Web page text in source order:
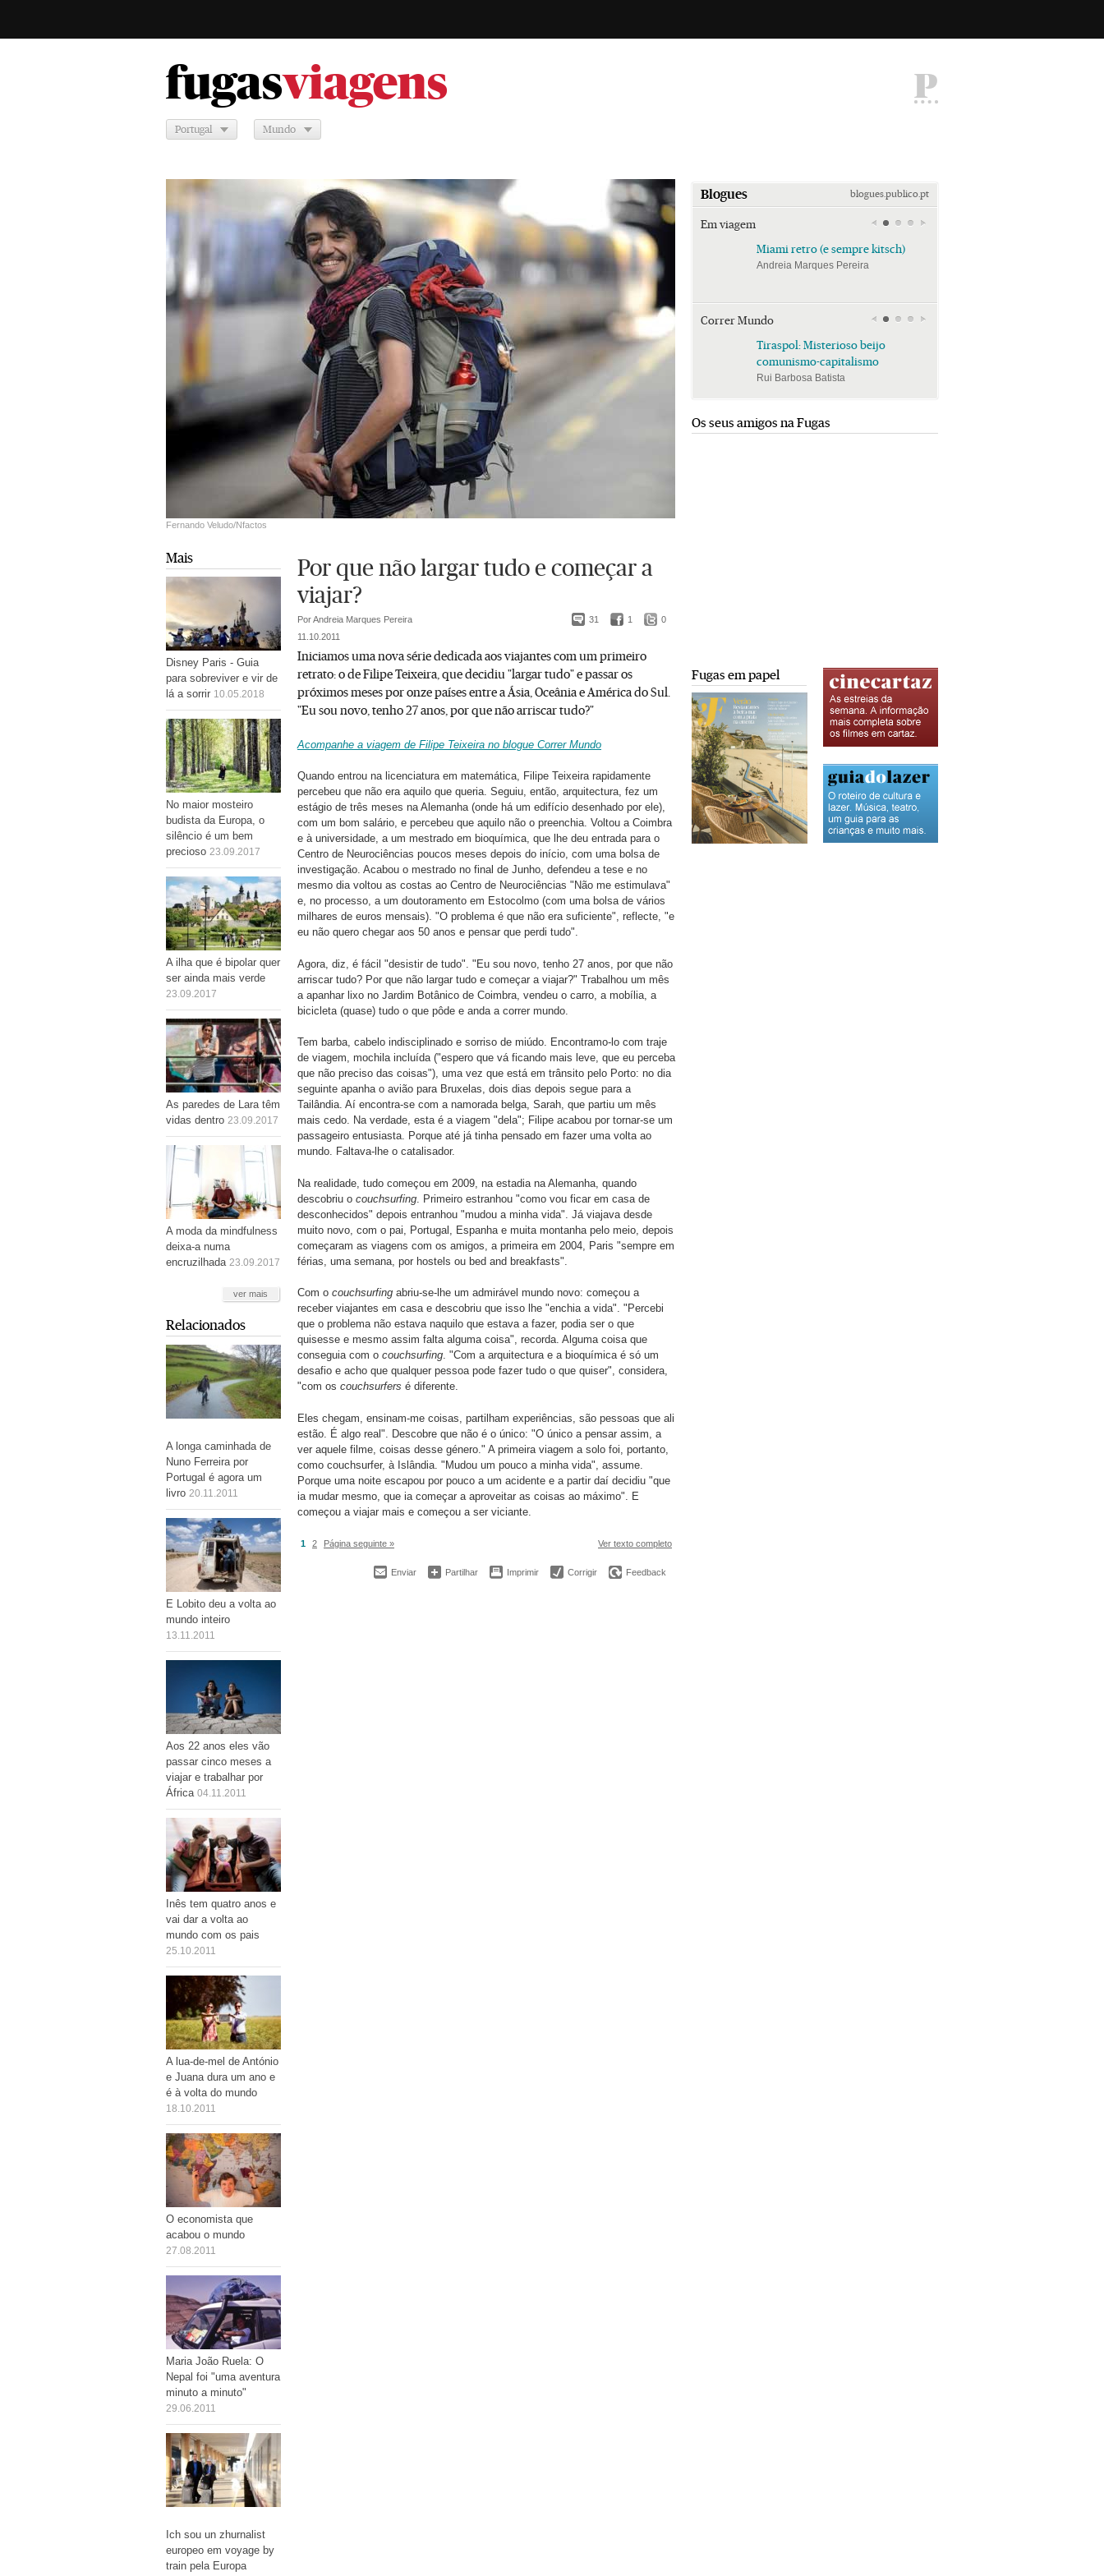
fugasviagens P
Portugal Mundo
Fernando Veludo/Nfactos
Mais
Disney Paris - Guia
para sobreviver e vir de
lá a sorrir 10.05.2018
No maior mosteiro
budista da Europa, o
silêncio é um bem
precioso 23.09.2017
A ilha que é bipolar quer
ser ainda mais verde
23.09.2017
As paredes de Lara têm
vidas dentro 23.09.2017
A moda da mindfulness
deixa-a numa
encruzilhada 23.09.2017
ver mais
Relacionados
A longa caminhada de
Nuno Ferreira por
Portugal é agora um
livro 20.11.2011
E Lobito deu a volta ao
mundo inteiro
13.11.2011
Aos 22 anos eles vão
passar cinco meses a
viajar e trabalhar por
África 04.11.2011
Inês tem quatro anos e
vai dar a volta ao
mundo com os pais
25.10.2011
A lua-de-mel de António
e Juana dura um ano e
é à volta do mundo
18.10.2011
O economista que
acabou o mundo
27.08.2011
Maria João Ruela: O
Nepal foi "uma aventura
minuto a minuto"
29.06.2011
Ich sou un zhurnalist
europeo em voyage by
train pela Europa
Por que não largar tudo e começar a
viajar?
31 1 0
Por Andreia Marques Pereira
11.10.2011
Iniciamos uma nova série dedicada aos viajantes com um primeiro
retrato: o de Filipe Teixeira, que decidiu "largar tudo" e passar os
próximos meses por onze países entre a Ásia, Oceânia e América do Sul.
"Eu sou novo, tenho 27 anos, por que não arriscar tudo?"
Acompanhe a viagem de Filipe Teixeira no blogue Correr Mundo
Quando entrou na licenciatura em matemática, Filipe Teixeira rapidamente
percebeu que não era aquilo que queria. Seguiu, então, arquitectura, fez um
estágio de três meses na Alemanha (onde há um edifício desenhado por ele),
com um bom salário, e percebeu que aquilo não o preenchia. Voltou a Coimbra
e à universidade, a um mestrado em bioquímica, que lhe deu entrada para o
Centro de Neurociências poucos meses depois do início, com uma bolsa de
investigação. Acabou o mestrado no final de Junho, defendeu a tese e no
mesmo dia voltou as costas ao Centro de Neurociências "Não me estimulava"
e, no processo, a um doutoramento em Estocolmo (com uma bolsa de vários
milhares de euros mensais). "O problema é que não era suficiente", reflecte, "e
eu não quero chegar aos 50 anos e pensar que perdi tudo".
Agora, diz, é fácil "desistir de tudo". "Eu sou novo, tenho 27 anos, por que não
arriscar tudo? Por que não largar tudo e começar a viajar?" Trabalhou um mês
a apanhar lixo no Jardim Botânico de Coimbra, vendeu o carro, a mobília, a
bicicleta (quase) tudo o que pôde e anda a correr mundo.
Tem barba, cabelo indisciplinado e sorriso de miúdo. Encontramo-lo com traje
de viagem, mochila incluída ("espero que vá ficando mais leve, que eu perceba
que não preciso das coisas"), uma vez que está em trânsito pelo Porto: no dia
seguinte apanha o avião para Bruxelas, dois dias depois segue para a
Tailândia. Aí encontra-se com a namorada belga, Sarah, que partiu um mês
mais cedo. Na verdade, esta é a viagem "dela"; Filipe acabou por tornar-se um
passageiro entusiasta. Porque até já tinha pensado em fazer uma volta ao
mundo. Faltava-lhe o catalisador.
Na realidade, tudo começou em 2009, na estadia na Alemanha, quando
descobriu o couchsurfing . Primeiro estranhou "como vou ficar em casa de
desconhecidos" depois entranhou "mudou a minha vida". Já viajava desde
muito novo, com o pai, Portugal, Espanha e muita montanha pelo meio, depois
começaram as viagens com os amigos, a primeira em 2004, Paris "sempre em
férias, uma semana, por hostels ou bed and breakfasts".
Com o couchsurfing abriu-se-lhe um admirável mundo novo: começou a
receber viajantes em casa e descobriu que isso lhe "enchia a vida". "Percebi
que o problema não estava naquilo que estava a fazer, podia ser o que
quisesse e mesmo assim falta alguma coisa", recorda. Alguma coisa que
conseguia com o couchsurfing. "Com a arquitectura e a bioquímica é só um
desafio e acho que qualquer pessoa pode fazer tudo o que quiser", considera,
"com os couchsurfers é diferente.
Eles chegam, ensinam-me coisas, partilham experiências, são pessoas que ali
estão. É algo real". Descobre que não é o único: "O único a pensar assim, a
ver aquele filme, coisas desse género." A primeira viagem a solo foi, portanto,
como couchsurfer, à Islândia. "Mudou um pouco a minha vida", assume.
Porque uma noite escapou por pouco a um acidente e a partir daí decidiu "que
ia mudar mesmo, que ia começar a aproveitar as coisas ao máximo". E
começou a viajar mais e começou a ser viciante.
1 2 Página seguinte » Ver texto completo
Enviar Partilhar Imprimir Corrigir Feedback
Blogues blogues.publico.pt
Em viagem
Miami retro (e sempre kitsch)
Andreia Marques Pereira
Correr Mundo
Tiraspol: Misterioso beijo
comunismo-capitalismo
Rui Barbosa Batista
Os seus amigos na Fugas
Fugas em papel